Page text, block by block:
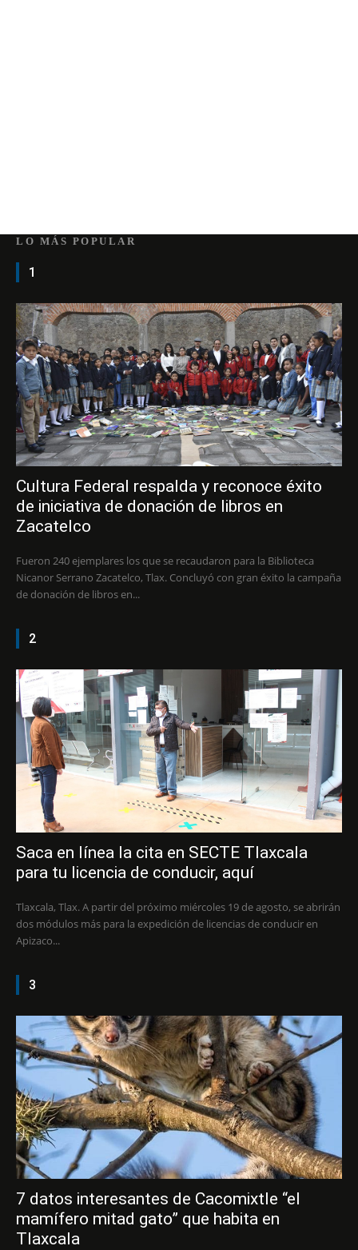
LO MÁS POPULAR
1
Cultura Federal respalda y reconoce éxito
de iniciativa de donación de libros en
Zacatelco
Fueron 240 ejemplares los que se recaudaron para la Biblioteca
Nicanor Serrano Zacatelco, Tlax. Concluyó con gran éxito la campaña
de donación de libros en...
2
Saca en línea la cita en SECTE Tlaxcala
para tu licencia de conducir, aquí
Tlaxcala, Tlax. A partir del próximo miércoles 19 de agosto, se abrirán
dos módulos más para la expedición de licencias de conducir en
Apizaco...
3
7 datos interesantes de Cacomixtle “el
mamífero mitad gato” que habita en
Tlaxcala